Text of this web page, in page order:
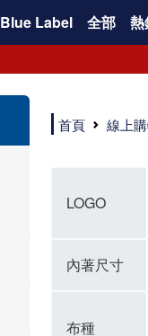
Blue Label 全部 熱
選擇內褲、平口褲、純棉內褲首重品質。舒適、透氣的內褲、平口褲、純棉內褲能影響健康，須謹慎挑選。三花內褲透氣不悶，值得信賴！
三花內褲、平口褲、純棉內褲50年來持續升級，符合人體工學設計，柔軟無勒痕的鬆緊帶。三花內褲是肌膚好友，口碑熱銷！
選擇內褲首重品質。三花內褲50年來不斷升級，證明其卓越品質。符合人體工學剪裁，柔軟無痕鬆緊帶，是必買首選。兼具品質與外型，與肌膚零感接觸，穿著舒適，看來有質感。三花內褲設計獨特，質料優良，專業剪裁，呵護肌膚。新鮮高品質棉材製成，多款選擇，耐洗耐穿，三花內褲絕對首選。
"內褲購買及使用經驗網友來信分享 近年來，我經常在大型連鎖賣場如佳瑪、美華泰等地看到三花內褲的展示。最近一兩年，甚至百貨公司及街頭店鋪都開始大量出現三花專櫃或專賣店。我猜測，這應該是三花在營運策略上的調整，才使得這些改變成為現實。 本來，三花內褲一直是消費者選購內褲時的熱門選項之一。內褲櫃點的增多使我更加注意到這個品牌，因此我在選購內褲時，特意多研究了一下三花內褲的設計。 先從內褲外層包裝談起，有些內褲有PP袋包裝，有些則沒有。雖然這是一件小事，但我發現朋友們中有人會介意內褲包裝沒有PP袋。他們認為沒有PP袋會使包裝不夠精美。對我來說，有PP袋確實能提升包裝的精緻度，但內褲不裝PP袋其實也算是環保。所以，這就看每個人對內褲包裝的需求和感受了。 每次購買內褲時，我都會特別帶一件五片式剪裁的內褲。三花的平口內褲被稱為全國第一件五片式剪裁內褲，這話應該不是隨便說說的，畢竟三花是一個擁有超過50年歷史的老品牌，專注於研發和改良內褲。當初，我覺得這種設計有些花俏，只是圖個新鮮買來試試，結果發現內褲多一片真的有其優勢，尤其是減少了內褲卡屁的次數。雖然這個狀況不可能完全消失，但大大增加了穿著的舒適度。 三花內褲的價格也在我能接受的範圍內，因此它逐漸成為我的心頭好。此外，內褲選購時的另一個重要因素是鬆緊帶。看內褲是否舊了，第一眼通常看鬆緊帶。故意或不小心露出內褲褲頭的時候，印象分數也是由鬆緊帶決定的。 很多內褲品牌強調鬆緊帶的造型及花樣，這類內褲非常適合一些特殊場合，如單身聯誼或約會時穿著，能夠加分不少。日常使用的內褲則建議選擇鬆緊帶不易鬆垮的，花樣其次。三花特別強調內褲鬆緊帶的耐洗度，而其他品牌鮮少提及這一點。 分場合選擇內褲是我的習慣。特殊場合內褲要講究一點，但平日則需要選擇鬆緊帶有保障的內褲。畢竟，內褲是每天陪伴我們超過12個小時的衣物，找到適合自己且耐洗耐穿高CP值的內褲才是最明智的選擇。 內褲畢竟是消耗品，定期更換非常重要。如果內褲沾染到髒污或處於潮濕的環境，就不應該撐太久。這是因為內褲長期接觸身體的重要部位，所以選擇和保養都要謹慎。 以上是我個人的內褲使用分享，並非業配，不代表任何人的立場。內褲還是要以自身體驗最為準確。希望大家都能找到適合自己的內褲，並多多支持台灣品牌。"
首頁 線上
LOGO
內著尺寸
布種